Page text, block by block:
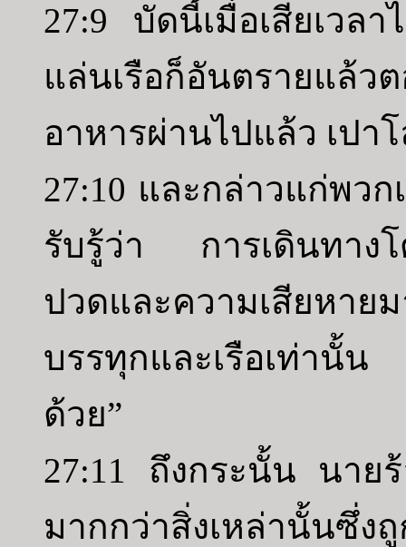
27:9 บัดนี้เมื่อเสียเวล
แล่นเรือก็อันตรายแล้ว
อาหารผ่านไปแล้ว เปา
27:10 และกล่าวแก่พว
รับรู้ว่า การเดินทางโ
ปวดและความเสียห
บรรทุกและเรือเท่านั้น
ด้วย”
27:11 ถึงกระนั้น นายร้
มากกว่าสิ่งเหล่านั้นซึ่ง